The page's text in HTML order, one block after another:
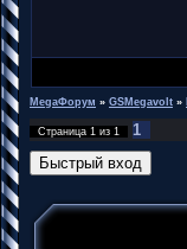
MegaФорум » GSMegavolt »
Страница 1 из 1 1